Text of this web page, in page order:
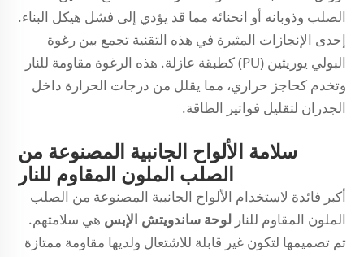
الصلب وذوبانه أو انحنائه مما قد يؤدي إلى فشل هيكل البناء.
إحدى الإنجازات المثيرة في هذه التقنية تجمع بين رغوة
البولي يوريثين (PU) كطبقة عازلة. هذه الرغوة مقاومة للنار
وتخدم كحاجز حراري، مما يقلل من درجات الحرارة داخل
الجدران لتقليل فواتير الطاقة.
سلامة الألواح الجانبية المصنوعة من
الصلب الملون المقاوم للنار
أكبر فائدة لاستخدام الألواح الجانبية المصنوعة من الصلب
الملون المقاوم للنار لوحة ساندويتش الإبس هي سلامتهم.
تم تصميمها لتكون غير قابلة للاشتعال ولديها مقاومة ممتازة